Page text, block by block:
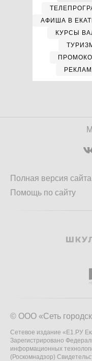
АФИША В
КУРСЫ
Полная версия сайта
Помощь по сайту
© ООО «Сеть
Сетевое издание «Е1.РУ
Зарегистрировано
информационных
(Роскомнадзор)